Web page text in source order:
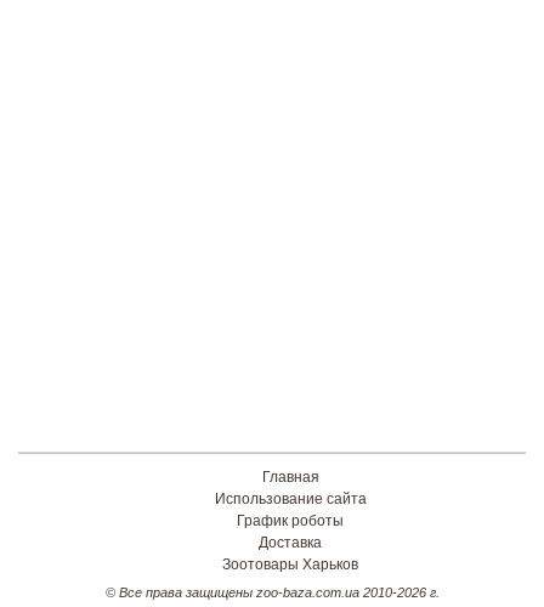
Главная
Использование сайта
График роботы
Доставка
Зоотовары Харьков
© Все права защищены zoo-baza.com.ua 2010-2026 г.